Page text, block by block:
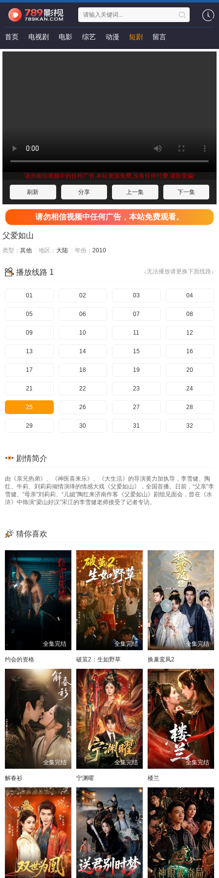
首页 电视剧 电影 综艺 动漫 短剧 留言
请勿相信视频中的任何广告,本站资源免费,没有任何付费,谨防受骗!
刷新 分享 上一集 下一集
请勿相信视频中任何广告，本站免费观看。
父爱如山
类型： 其他 地区： 大陆 年份： 2010
↓无法播放请更换下面线路↓
播放线路 1
01 02 03 04
05 06 07 08
09 10 11 12
13 14 15 16
17 18 19 20
21 22 23 24
25 26 27 28
29 30 31 32
37
41 42 43 44
45 46 47
53
57 58 59 60
61 62 63 64
65 66 67 68
69 70 71 72
74 75 76
77 78 79 80
81 82 83 84
85 86 87
剧情简介
由《亲兄热弟》、《神医喜来乐》、《大生活》的导演黄力加执导，李雪健、陶
红、牛莉、刘莉莉倾情演绎的情感大戏《父爱如山》，全国首播。日前，“父亲”李
雪健、“母亲”刘莉莉、“儿媳”陶红来济南作客《父爱如山》剧组见面会，曾在《水
浒》中饰演“梁山好汉”宋江的李雪健老师接受了记者专访。
猜你喜欢
全集完结
约会的资格
全集完结
破茧2：生如野草
全集完结
换巢鸾凤2
全集完结
解春衫
全集完结
宁渊曜
全集完结
楼兰